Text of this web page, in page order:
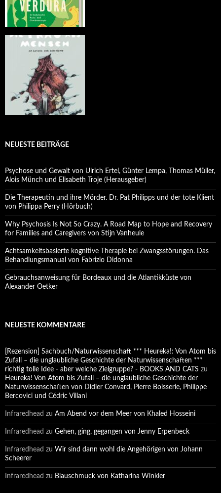
NEUESTE BEITRÄGE
Psychose und Gewalt von Ulrich Ertel, Günter Lempa, Thomas Müller,
Alois Münch und Elisabeth Troje (Herausgeber)
Die Therapeutin und ihre Mörder. Dr. Pat Philipps und der tote Klient
von Philippa Perry (Hörbuch)
Why Psychosis Is Not So Crazy. A Road Map to Hope and Recovery
for Families and Caregivers von Stijn Vanheule
Achtsamkeitsbasierte kognitive Therapie bei Zwangsstörungen. Das
Behandlungsmanual von Fabrizio Didonna
Gebrauchsanweisung für Bordeaux und die Atlantikküste von
Alexander Oetker
NEUESTE KOMMENTARE
[Rezension] Sachbuch/Naturwissenschaft *** Heureka!: Von Atom bis
Zufall – die unglaubliche Geschichte der Naturwissenschaften ***
richtig tolle Idee - aber welche Zielgruppe? - BOOKS AND CATS zu
Heureka! Von Atom bis Zufall – die unglaubliche Geschichte der
Naturwissenschaften von Didier Convard, Pierre Boisserie, Philippe
Bercovici und Cédric Villani
Infraredhead zu Am Abend vor dem Meer von Khaled Hosseini
Infraredhead zu Gehen, ging, gegangen von Jenny Erpenbeck
Infraredhead zu Wir sind dann wohl die Angehörigen von Johann
Scheerer
Infraredhead zu Blauschmuck von Katharina Winkler